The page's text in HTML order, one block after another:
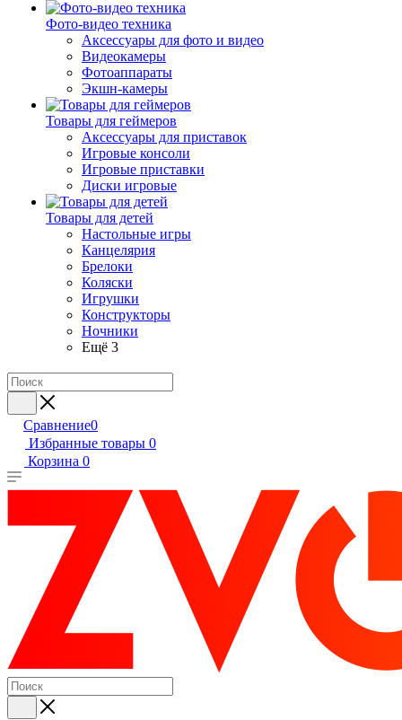
Фото-видео техника
Аксессуары для фото и видео
Видеокамеры
Фотоаппараты
Экшн-камеры
Товары для геймеров
Аксессуары для приставок
Игровые консоли
Игровые приставки
Диски игровые
Товары для детей
Настольные игры
Канцелярия
Брелоки
Коляски
Игрушки
Конструкторы
Ночники
Ещё 3
Сравнение0
Избранные товары 0
Корзина 0